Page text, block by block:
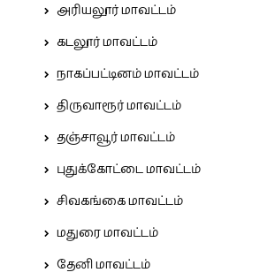
அரியலூர் மாவட்டம்
கடலூர் மாவட்டம்
நாகப்பட்டினம் மாவட்டம்
திருவாரூர் மாவட்டம்
தஞ்சாவூர் மாவட்டம்
புதுக்கோட்டை மாவட்டம்
சிவகங்கை மாவட்டம்
மதுரை மாவட்டம்
தேனி மாவட்டம்